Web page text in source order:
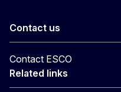
Contact us
Contact ESCO
Related links